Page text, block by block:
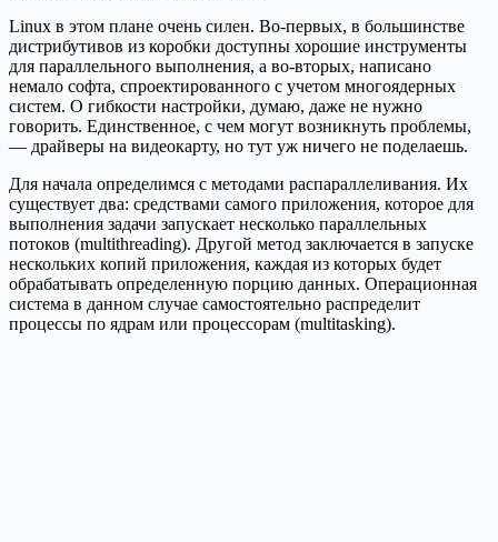
Linux в этом плане очень силен. Во-первых, в большинстве
дистрибутивов из коробки доступны хорошие инструменты
для параллельного выполнения, а во-вторых, написано
немало софта, спроектированного с учетом многоядерных
систем. О гибкости настройки, думаю, даже не нужно
говорить. Единственное, с чем могут возникнуть проблемы,
— драйверы на видеокарту, но тут уж ничего не поделаешь.
Для начала определимся с методами распараллеливания. Их
существует два: средствами самого приложения, которое для
выполнения задачи запускает несколько параллельных
потоков (multithreading). Другой метод заключается в запуске
нескольких копий приложения, каждая из которых будет
обрабатывать определенную порцию данных. Операционная
система в данном случае самостоятельно распределит
процессы по ядрам или процессорам (multitasking).